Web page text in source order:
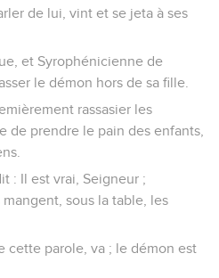
de lui, vint et se jeta à ses
et Syrophénicienne de
le démon hors de sa fille.
rassasier les
de prendre le pain des enfants,
: Il est vrai, Seigneur ;
sous la table, les
cette parole, va ; le démon est